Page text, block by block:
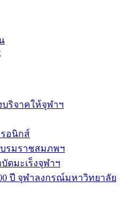
บริจาคให้จุฬาฯ
อนิกส์
รมราชสมภพฯ
ดมะเร็งจุฬาฯ
ปี จุฬาลงกรณ์มหาวิทยาลัย